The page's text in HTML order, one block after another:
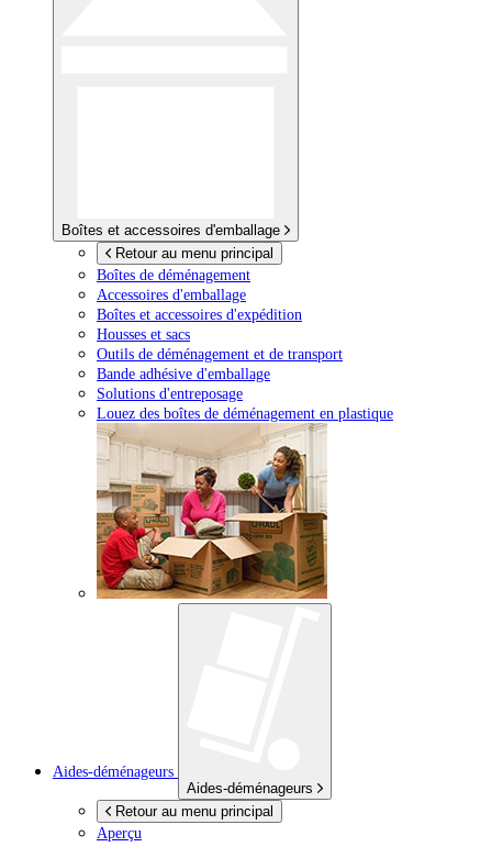
Boîtes et accessoires d'emballage
Retour au menu principal
Boîtes de déménagement
Accessoires d'emballage
Boîtes et accessoires d'expédition
Housses et sacs
Outils de déménagement et de transport
Bande adhésive d'emballage
Solutions d'entreposage
Louez des boîtes de déménagement en plastique
Aides-déménageurs
Aides-déménageurs
Retour au menu principal
Aperçu